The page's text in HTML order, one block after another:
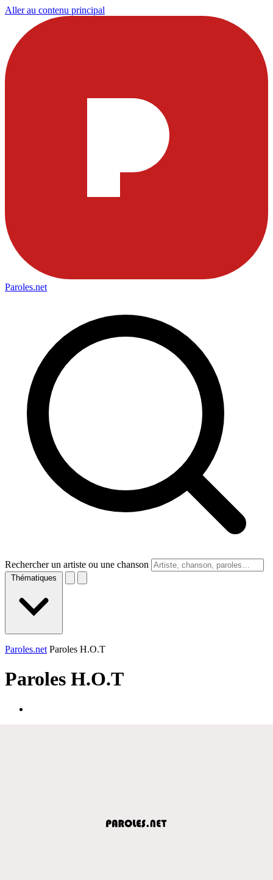
Aller au contenu principal
Paroles.net
Rechercher un artiste ou une chanson
Thématiques
Paroles.net Paroles H.O.T
Paroles H.O.T